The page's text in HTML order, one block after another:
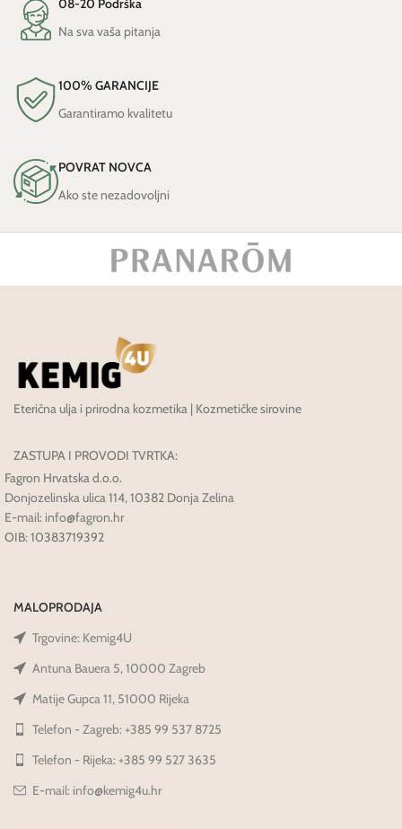
08-20 Podrška
Na sva vaša pitanja
100% GARANCIJE
Garantiramo kvalitetu
POVRAT NOVCA
Ako ste nezadovoljni
Eterična ulja i prirodna kozmetika | Kozmetičke sirovine
ZASTUPA I PROVODI TVRTKA:
Fagron Hrvatska d.o.o.
Donjozelinska ulica 114, 10382 Donja Zelina
E-mail: info@fagron.hr
OIB: 10383719392
MALOPRODAJA
Trgovine: Kemig4U
Antuna Bauera 5, 10000 Zagreb
Matije Gupca 11, 51000 Rijeka
Telefon - Zagreb: +385 99 537 8725
Telefon - Rijeka: +385 99 527 3635
E-mail: info@kemig4u.hr